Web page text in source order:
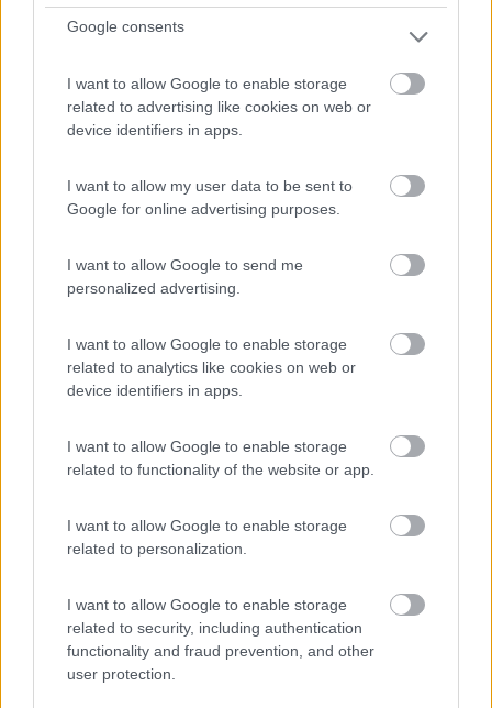
Google consents
I want to allow Google to enable storage
related to advertising like cookies on web or
device identifiers in apps.
I want to allow my user data to be sent to
Google for online advertising purposes.
I want to allow Google to send me
personalized advertising.
I want to allow Google to enable storage
related to analytics like cookies on web or
device identifiers in apps.
I want to allow Google to enable storage
related to functionality of the website or app.
I want to allow Google to enable storage
related to personalization.
I want to allow Google to enable storage
related to security, including authentication
functionality and fraud prevention, and other
user protection.
29/12/2022 - 07/01/2023 (9 giorni)
Bagnoregio, Vitorchiano, Bomarzo, Bagnaia, Viterbo, Orvieto,
Certaldo, Pisa
SiGioMa
Da nord-est a Roma e ritorno, in camper
Periodo
27/12/2022 - 06/01/2023 (10 giorni)
- Genova, Peschiera del Garda, Bussolengo, Verona,
Valsamoggia, Firenze, Civita di Bagnoregio, Roma, Cenaia